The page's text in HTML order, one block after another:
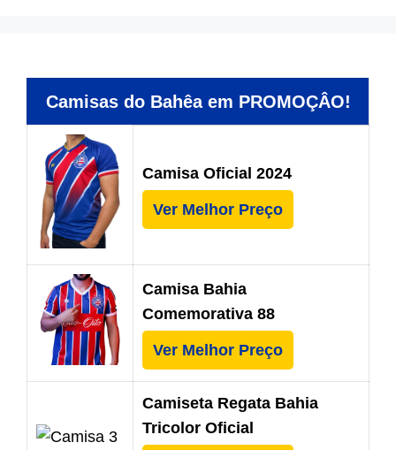
Camisas do Bahêa em PROMOÇÂO!
Camisa Oficial 2024
Ver Melhor Preço
Camisa Bahia
Comemorativa 88
Ver Melhor Preço
Camiseta Regata Bahia
Tricolor Oficial